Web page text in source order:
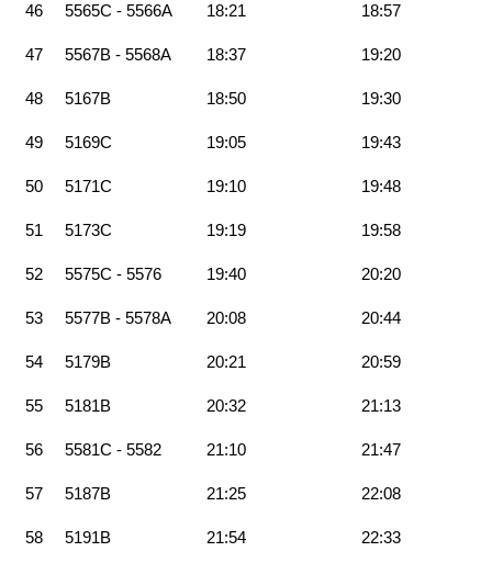
46 5565C - 5566A 18:21 18:57
47 5567B - 5568A 18:37 19:20
48 5167B 18:50 19:30
49 5169C 19:05 19:43
50 5171C 19:10 19:48
51 5173C 19:19 19:58
52 5575C - 5576 19:40 20:20
53 5577B - 5578A 20:08 20:44
54 5179B 20:21 20:59
55 5181B 20:32 21:13
56 5581C - 5582 21:10 21:47
57 5187B 21:25 22:08
58 5191B 21:54 22:33